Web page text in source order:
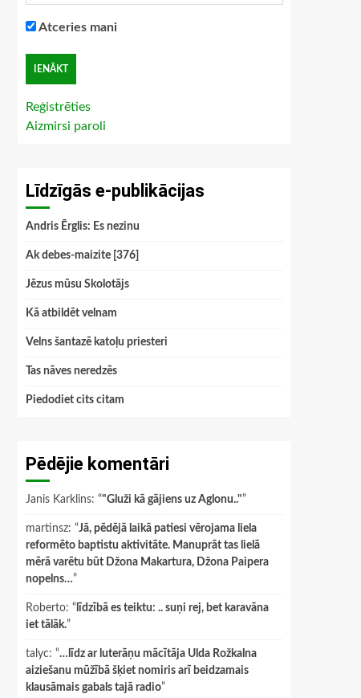
Atceries mani
Reģistrēties
Aizmirsi paroli
Līdzīgās e-publikācijas
Andris Ērglis: Es nezinu
Ak debes-maizite [376]
Jēzus mūsu Skolotājs
Kā atbildēt velnam
Velns šantazē katoļu priesteri
Tas nāves neredzēs
Piedodiet cits citam
Pēdējie komentāri
Janis Karklins: “"Gluži kā gājiens uz Aglonu.."”
martinsz: “Jā, pēdējā laikā patiesi vērojama liela
reformēto baptistu aktivitāte. Manuprāt tas lielā
mērā varētu būt Džona Makartura, Džona Paipera
nopelns…”
Roberto: “ līdzībā es teiktu: .. suņi rej, bet karavāna
iet tālāk.”
talyc: “…līdz ar luterāņu mācītāja Ulda Rožkalna
aiziešanu mūžībā šķiet nomiris arī beidzamais
klausāmais gabals tajā radio”